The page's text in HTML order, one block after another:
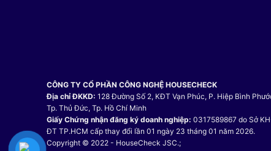
CÔNG TY CỔ PHẦN CÔNG NGHỆ HOUSECHECK
Địa chỉ ĐKKD: 128 Đường Số 2, KĐT Vạn Phúc, P. Hiệp Bình
Tp. Thủ Đức, Tp. Hồ Chí Minh
Giấy Chứng nhận đăng ký doanh nghiệp: 0317589867 do Sở
ĐT TP.HCM cấp thay đổi lần 01 ngày 23 tháng 01 năm 2026.
Copyright © 2022 - HouseCheck JSC.;